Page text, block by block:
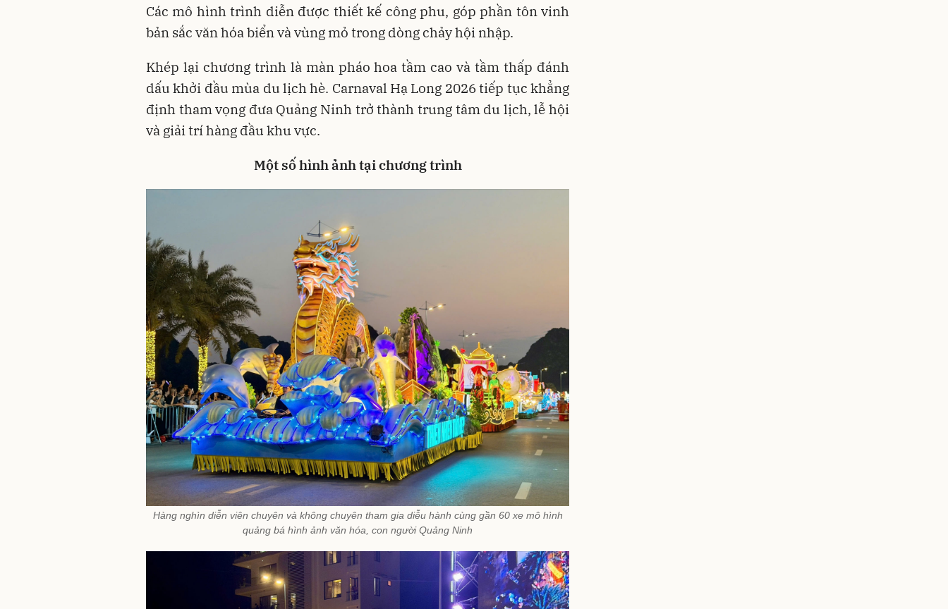
Các mô hình trình diễn được thiết kế công phu, góp phần tôn vinh
bản sắc văn hóa biển và vùng mỏ trong dòng chảy hội nhập.
Khép lại chương trình là màn pháo hoa tầm cao và tầm thấp đánh
dấu khởi đầu mùa du lịch hè. Carnaval Hạ Long 2026 tiếp tục khẳng
định tham vọng đưa Quảng Ninh trở thành trung tâm du lịch, lễ hội
và giải trí hàng đầu khu vực.
Một số hình ảnh tại chương trình
Hàng nghìn diễn viên chuyên và không chuyên tham gia diễu hành cùng gần 60 xe mô hình
quảng bá hình ảnh văn hóa, con người Quảng Ninh